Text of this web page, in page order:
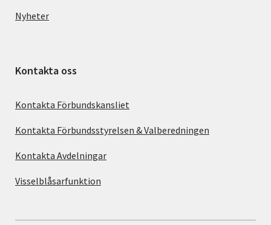
Nyheter
Kontakta oss
Kontakta Förbundskansliet
Kontakta Förbundsstyrelsen & Valberedningen
Kontakta Avdelningar
Visselblåsarfunktion